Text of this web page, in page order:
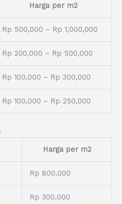
Harga per m2
Rp 500,000 – Rp 1,000,000
Rp 200,000 – Rp 500,000
Rp 100,000 – Rp 300,000
Rp 100,000 – Rp 250,000
Harga per m2
Rp 800,000
Rp 300,000